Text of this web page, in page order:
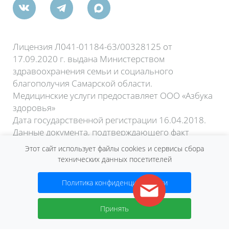
Лицензия Л041-01184-63/00328125 от
17.09.2020 г. выдана Министерством
здравоохранения семьи и социального
благополучия Самарской области.
Медицинские услуги предоставляет ООО «Азбука
здоровья»
Дата государственной регистрации 16.04.2018.
Данные документа, подтверждающего факт
внесения сведений о юридическом лице в
Единый государственный реестр юридических
Лист записи ЕГРЮЛ форма №Р50007 от 15
апреля 2020 года.Договор оферты
2026 © Сеть клиник «Нева»
Этот сайт использует файлы cookies и сервисы сбора
технических данных посетителей
Политика конфиденциальности
Принять